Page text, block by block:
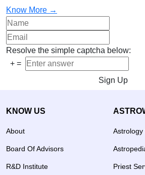
Know More →
Resolve the simple captcha below:
+ =
Sign Up
KNOW US
About
Board Of Advisors
R&D Institute
Astrology
Priest